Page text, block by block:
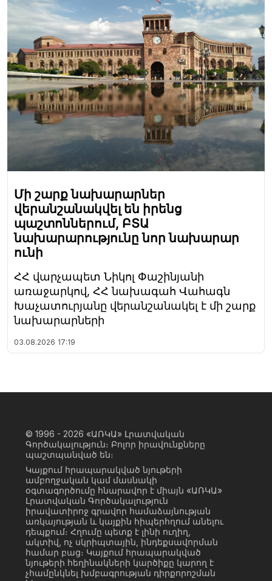
Մի շարք նախարարներ
վերանշանակվել են իրենց
պաշտոններում, ԲՏԱ
նախարարությունը նոր նախարար
ունի
ՀՀ վարչապետ Նիկոլ Փաշինյանի
առաջարկով, ՀՀ նախագահ Վահագն
Խաչատուրյանը վերանշանակել է մի շարք
նախարարների
03.08.2026 17:19
© 1996 - 2026 «ԱՌԿԱ» Լրատվական
Գործակալություն։ Բոլոր իրավունքները
պաշտպանված են։
Կայքում հրապարակված նյութերի
ամբողջական կամ մասնակի
օգտագործումը հնարավոր է միայն «ԱՌԿԱ»
Լրատվական Գործակալություն
իրավատիրոջ գրավոր համաձայնության
առկայության և կայքին հիպերհղում անելու
դեպքում։ Հղումը պետք է լինի ուղիղ,
ակտիվ, ոչ սկրիպտային, ինդեքսավորման
համար բաց։ Կայքում հրապարակված
նյութերի հեղինակների կարծիքը կարող է
չհամընկնել խմբագրության դիրքորոշման